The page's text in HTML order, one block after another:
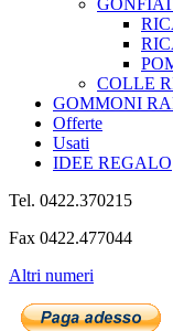
COLLE
GOMMONI
Offerte
Usati
IDEE REGALO
Tel. 0422.370215
Fax 0422.477044
Altri numeri